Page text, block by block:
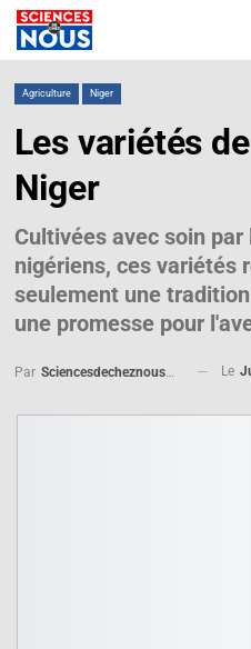
Agriculture Niger
Les variétés
Niger
Cultivées avec soin
nigériens, ces variétés
seulement une
une promesse pour
Par Sciencesdecheznous@gmail.com Le